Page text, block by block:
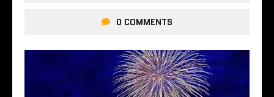
0 COMMENTS